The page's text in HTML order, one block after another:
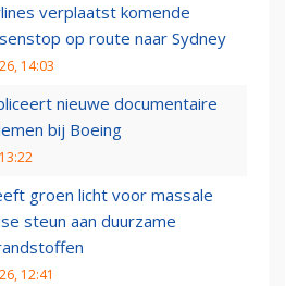
verplaatst komende
op route naar Sydney
14:03
nieuwe documentaire
bij Boeing
groen licht voor massale
steun aan duurzame
12:41